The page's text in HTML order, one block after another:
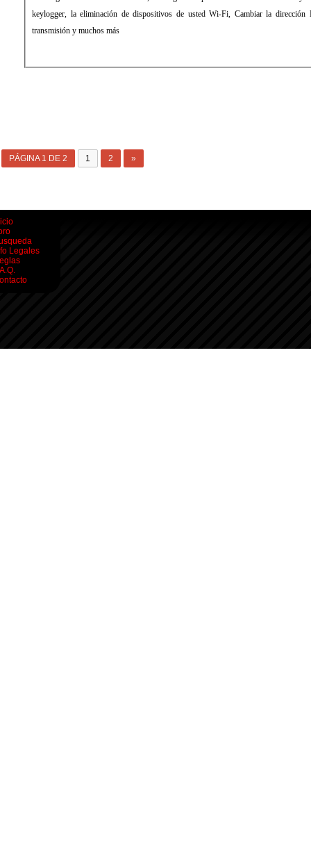
keylogger, la eliminación de dispositivos de usted Wi-Fi, Cambiar la dirección
transmisión y muchos más
PÁGINA 1 DE 2 1 2 »
Legales